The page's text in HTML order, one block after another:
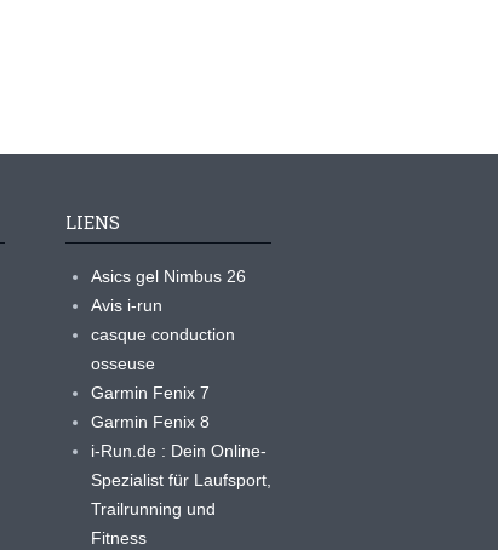
LIENS
Asics gel Nimbus 26
Avis i-run
casque conduction
osseuse
Garmin Fenix 7
Garmin Fenix 8
i-Run.de : Dein Online-
Spezialist für Laufsport,
Trailrunning und
Fitness